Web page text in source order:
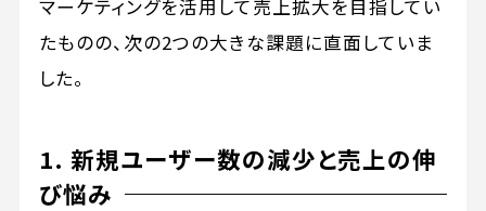
マーケティングを活用して売上拡大を目指してい
たものの、次の2つの大きな課題に直面していま
した。
1. 新規ユーザー数の減少と売上の伸
び悩み